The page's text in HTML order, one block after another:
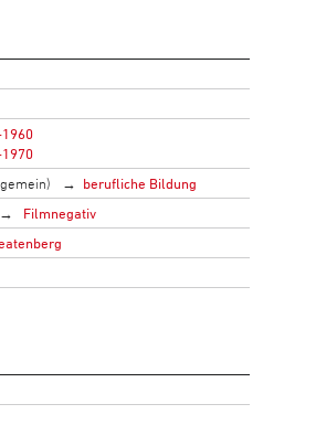
berufliche Bildung
Filmnegativ